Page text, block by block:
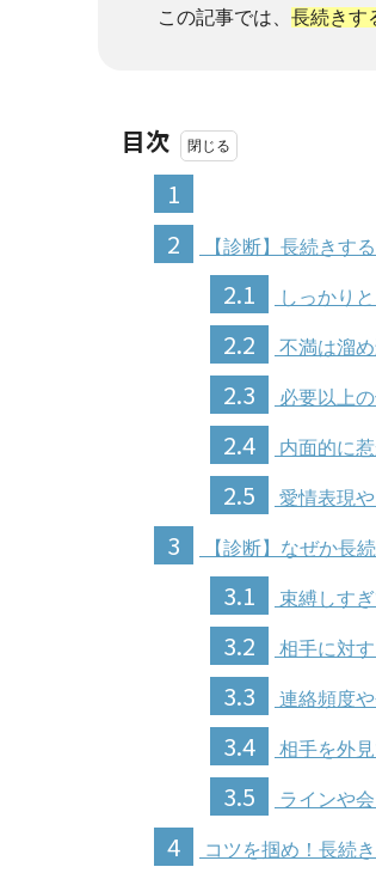
この記事では、 長続きす
目次
1
2
【診断】長続きす
2.1 しっかり
2.2 不満は溜
2.3 必要以上
2.4 内面的に
2.5 愛情表現
3 【診断】なぜか長
3.1 束縛しす
3.2 相手に対
3.3 連絡頻度
3.4 相手を外
3.5 ラインや
4 コツを掴め！長続